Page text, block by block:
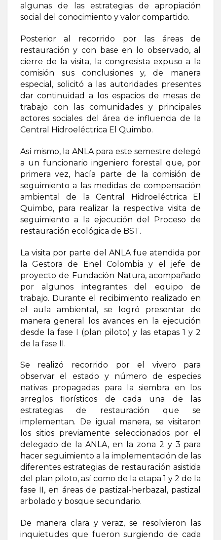
algunas de las estrategias de apropiación
social del conocimiento y valor compartido.
Posterior al recorrido por las áreas de
restauración y con base en lo observado, al
cierre de la visita, la congresista expuso a la
comisión sus conclusiones y, de manera
especial, solicitó a las autoridades presentes
dar continuidad a los espacios de mesas de
trabajo con las comunidades y principales
actores sociales del área de influencia de la
Central Hidroeléctrica El Quimbo.
Así mismo, la ANLA para este semestre delegó
a un funcionario ingeniero forestal que, por
primera vez, hacía parte de la comisión de
seguimiento a las medidas de compensación
ambiental de la Central Hidroeléctrica El
Quimbo, para realizar la respectiva visita de
seguimiento a la ejecución del Proceso de
restauración ecológica de BST.
La visita por parte del ANLA fue atendida por
la Gestora de Enel Colombia y el jefe de
proyecto de Fundación Natura, acompañado
por algunos integrantes del equipo de
trabajo. Durante el recibimiento realizado en
el aula ambiental, se logró presentar de
manera general los avances en la ejecución
desde la fase I (plan piloto) y las etapas 1 y 2
de la fase II.
Se realizó recorrido por el vivero para
observar el estado y número de especies
nativas propagadas para la siembra en los
arreglos florísticos de cada una de las
estrategias de restauración que se
implementan. De igual manera, se visitaron
los sitios previamente seleccionados por el
delegado de la ANLA, en la zona 2 y 3 para
hacer seguimiento a la implementación de las
diferentes estrategias de restauración asistida
del plan piloto, así como de la etapa 1 y 2 de la
fase II, en áreas de pastizal-herbazal, pastizal
arbolado y bosque secundario.
De manera clara y veraz, se resolvieron las
inquietudes que fueron surgiendo de cada